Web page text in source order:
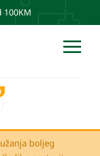
100KM
boljeg